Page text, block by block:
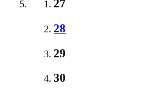
27
28
29
30